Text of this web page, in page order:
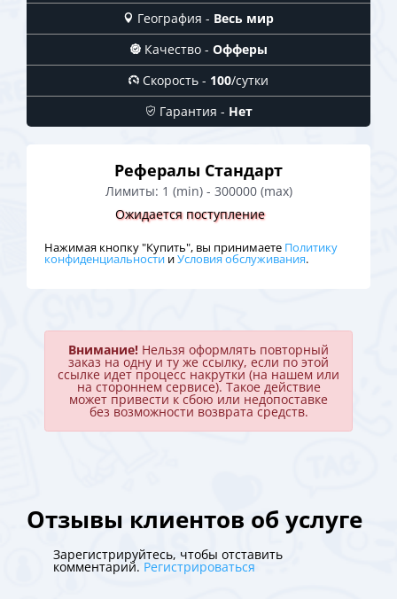
География - Весь мир
Качество - Офферы
Скорость - 100/сутки
Гарантия - Нет
Рефералы Стандарт
Лимиты: 1 (min)- 300000 (max)
Ожидается поступление
Нажимая кнопку "Купить", вы принимаете Политику
конфиденциальности иУсловия обслуживания.
Внимание! Нельзя оформлять повторный
заказ на одну и ту же ссылку, если по этой
ссылке идет процесс накрутки (на нашем или
на стороннем сервисе). Такое действие
может привести к сбою или недопоставке
без возможности возврата средств.
Отзывы клиентов об услуге
Зарегистрируйтесь, чтобы отставить
комментарий. Регистрироваться